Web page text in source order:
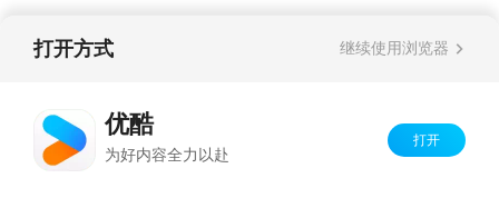
打开方式 继续使用浏览器
优酷
为好内容全力以赴
打开